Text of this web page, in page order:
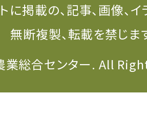
に掲載の、記事、画像、
無断複製、転載を禁じま
総合センター. All